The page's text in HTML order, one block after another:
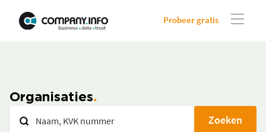
Probeer gratis
Organisaties
Zoeken